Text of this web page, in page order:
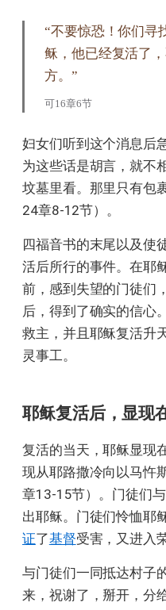
“不要惊恐！你们寻
稣，他已经复活了
方。”
可16章6节
妇女们听到这个消息后
为这些话是胡言，就不
坟墓里看。那里只有包
24章8-12节）。
四福音书的末尾以及使
活后所行的事件。在耶
前，感到失望的门徒们
后，得到了确实的信心
救主，并且耶稣复活升
灵事工。
耶稣复活后，显现
复活的当天，耶稣显现
现从耶路撒冷向以马忤
章13-15节）。门徒们
出耶稣。门徒们怜恤耶
证了基督受害，又进入
与门徒们一同抵达村子
来，祝谢了，掰开，分